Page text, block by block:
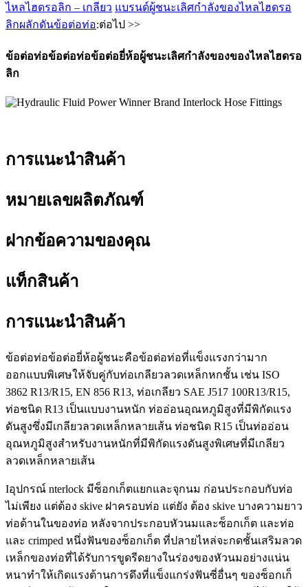
ไหลไฮดรอลิก – เกลียว แบรนด์ผู้ชนะเลิศกำลังของไหลไฮดรอ
ลิกผลักดันข้อต่อท่อ:ต่อไป >>
ข้อต่อท่อข้อต่อท่อข้อต่อยี่ห้อผู้ชนะเลิศกำลังของของไหลไฮดรอ
ลิก
การแนะนำสินค้า
หมายเลขผลิตภัณฑ์
ฝากข้อความของคุณ
แท็กสินค้า
การแนะนำสินค้า
ข้อต่อท่อข้อต่อยี่ห้อผู้ชนะคือข้อต่อท่อที่แข็งแรงกว่ามาก
ออกแบบพิเศษให้จับคู่กับท่อเกลียวลวดเหล็กหกชั้น เช่น ISO
3862 R13/R15, EN 856 R13, ท่อเกลียว SAE J517 100R13/R15,
ท่อชนิด R13 เป็นแบบงานหนัก ท่ออ่อนอุณหภูมิสูงที่มีพิกัดแรง
ดันสูงซึ่งมีเกลียวลวดเหล็กหลายเส้น ท่อชนิด R15 เป็นท่ออ่อน
อุณหภูมิสูงสำหรับงานหนักที่มีพิกัดแรงดันสูงพิเศษที่มีเกลียว
ลวดเหล็กหลายเส้น
Iอุปกรณ์ nterlock มีซ็อกเก็ตแยกและจุกนม ก่อนประกอบกับท่อ
ไม่เพียง แต่ต้อง skive ฝาครอบท่อ แต่ยัง ต้อง skive บางความยาว
ท่อด้านในของท่อ หลังจากประกอบหัวนมและซ็อกเก็ต และท่อ
และ crimped หนึ่งฟันของซ็อกเก็ต ที่ปลายไหล่จะกดชั้นเสริมลวด
เหล็กของท่อที่ได้รับการขูดรีดยางในร่องของหัวนมอย่างแน่น
หนาทำให้เกิดแรงต้านการดึงที่แข็งแกร่งฟันซี่อื่นๆ ของซ็อกเก็